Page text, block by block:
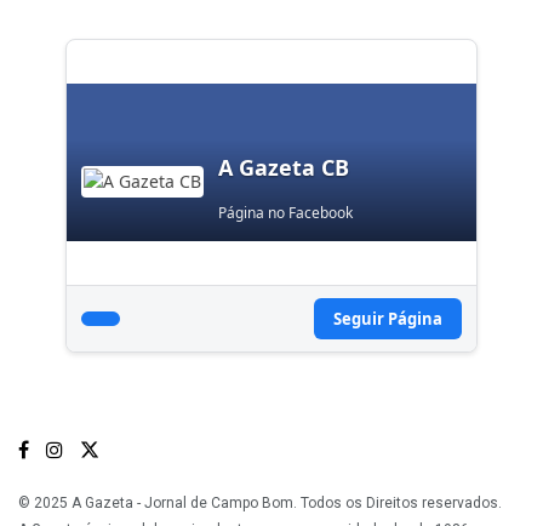
A Gazeta CB
Página no Facebook
Seguir Página
© 2025 A Gazeta - Jornal de Campo Bom. Todos os Direitos reservados.